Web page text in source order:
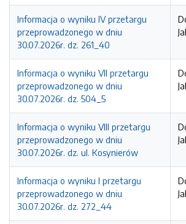
Informacja o wyniku IV przetargu
przeprowadzonego w dniu
30.07.2026r. dz. 261_40
Informacja o wyniku VII przetargu
przeprowadzonego w dniu
30.07.2026r. dz. 504_5
Informacja o wyniku VIII przetargu
przeprowadzonego w dniu
30.07.2026r. dz. ul. Kosynierów
Informacja o wyniku I przetargu
przeprowadzonego w dniu
30.07.2026r. dz. 272_44